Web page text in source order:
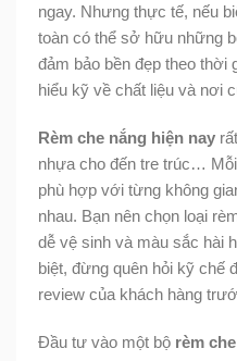
ngay. Nhưng thực tế, nếu
toàn có thể sở hữu những
đảm bảo bền đẹp theo thời
hiểu kỹ về chất liệu và nơi
Rèm che nắng hiện nay
nhựa cho đến tre trúc…
phù hợp với từng không
nhau. Bạn nên chọn loại
dễ vệ sinh và màu sắc hài
biệt, đừng quên hỏi kỹ chế
review của khách hàng
Đầu tư vào một bộ rèm